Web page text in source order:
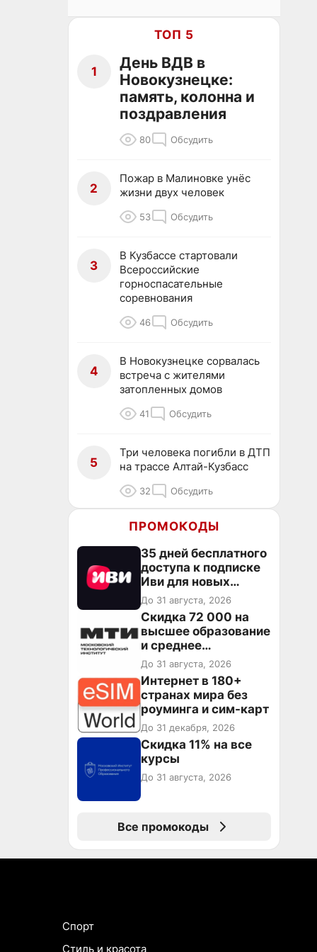
ТОП 5
1
День ВДВ в
Новокузнецке:
память, колонна и
поздравления
80 Обсудить
2
Пожар в Малиновке унёс
жизни двух человек
53 Обсудить
3
В Кузбассе стартовали
Всероссийские
горноспасательные
соревнования
46 Обсудить
4
В Новокузнецке сорвалась
встреча с жителями
затопленных домов
41 Обсудить
5
Три человека погибли в ДТП
на трассе Алтай-Кузбасс
32 Обсудить
ПРОМОКОДЫ
35 дней бесплатного
доступа к подписке
Иви для новых
пользователей
До 31 августа, 2026
Скидка 72 000 на
высшее образование
и среднее
специальное
образование в
первый год обучения
До 31 августа, 2026
Интернет в 180+
странах мира без
роуминга и сим-карт
До 31 декабря, 2026
Скидка 11% на все
курсы
До 31 августа, 2026
Все промокоды
Спорт
Стиль и красота